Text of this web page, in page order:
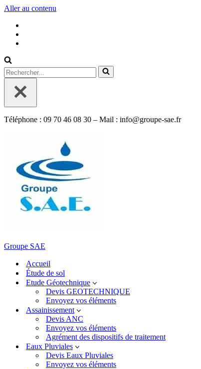
Aller au contenu
Rechercher...
Téléphone : 09 70 46 08 30 – Mail : info@groupe-sae.fr
Groupe SAE
Accueil
Étude de sol
Etude Géotechnique
Devis GEOTECHNIQUE
Envoyez vos éléments
Assainissement
Devis ANC
Envoyez vos éléments
Agrément des dispositifs de traitement
Eaux Pluviales
Devis Eaux Pluviales
Envoyez vos éléments